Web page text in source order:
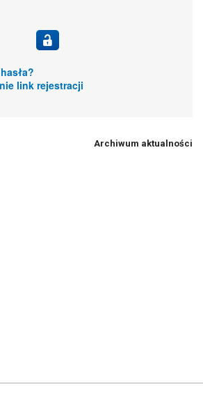
link rejestracji
Archiwum aktualności